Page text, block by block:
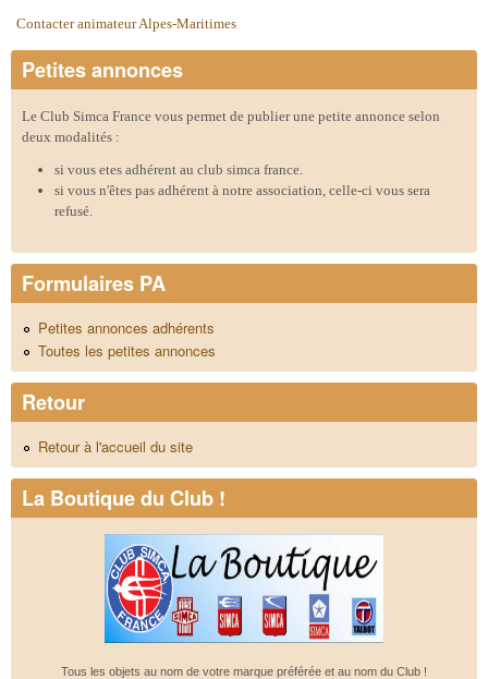
Vous êtes ici
Contacter animateur Alpes-Maritimes
Petites annonces
Le Club Simca France vous permet de publier une petite annonce selon
deux modalités :
si vous etes adhérent au club simca france.
si vous n'êtes pas adhérent à notre association, celle-ci vous sera
refusé.
Formulaires PA
Petites annonces adhérents
Toutes les petites annonces
Retour
Retour à l'accueil du site
La Boutique du Club !
Tous les objets au nom de votre marque préférée et au nom du Club !